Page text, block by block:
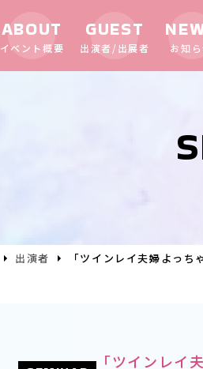
ABOUT
イベント概要
GUEST
出演者/出展者 お知
出演者 「ツインレイ夫婦よっ
「ツインレイ